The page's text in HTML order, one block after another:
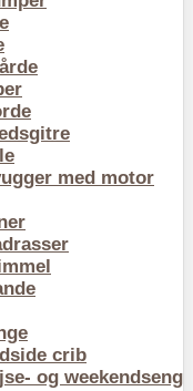
med motor
crib
og weekendseng